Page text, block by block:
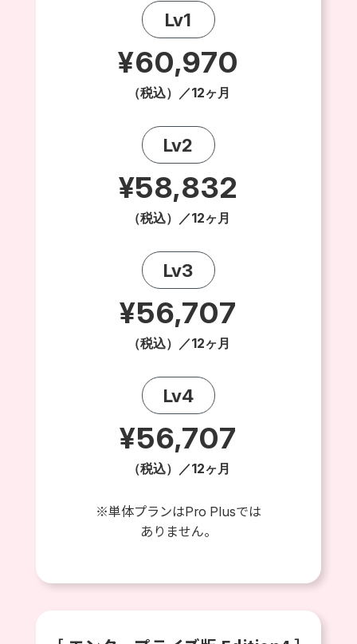
Lv1
¥60,970
（税込）／12ヶ月
Lv2
¥58,832
（税込）／12ヶ月
Lv3
¥56,707
（税込）／12ヶ月
Lv4
¥56,707
（税込）／12ヶ月
※単体プランはPro Plusでは
ありません。